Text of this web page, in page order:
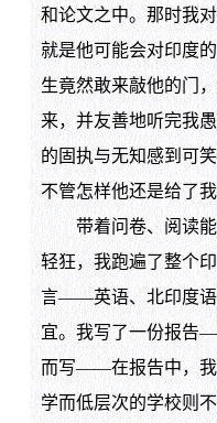
和论文之中。那时我
就是他可能会对印度
生竟然敢来敲他的门
来，并友善地听完我
的固执与无知感到可
不管怎样他还是给了我
带着问卷、阅读能
轻狂，我跑遍了整个
言——英语、北印度语
宜。我写了一份报告
而写——在报告中，我
学而低层次的学校则